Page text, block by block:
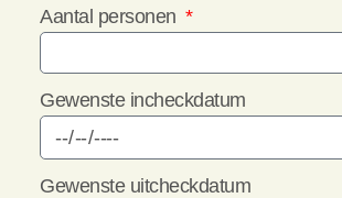
Aantal personen
Gewenste incheckdatum
Gewenste uitcheckdatum